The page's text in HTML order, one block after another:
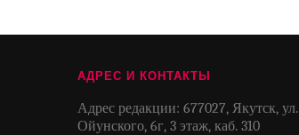
АДРЕС И КОНТАКТЫ
Адрес редакции: 677027, Якутск, ул.
Ойунского, 6г, 3 этаж, каб. 310